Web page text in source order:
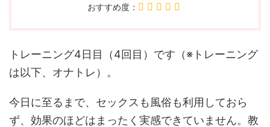
おすすめ度：
トレーニング4日目（4回目）です（※トレーニング
は以下、オナトレ）。
今日に至るまで、セックスも風俗も利用しておら
ず、効果のほどはまったく実感できていません。教